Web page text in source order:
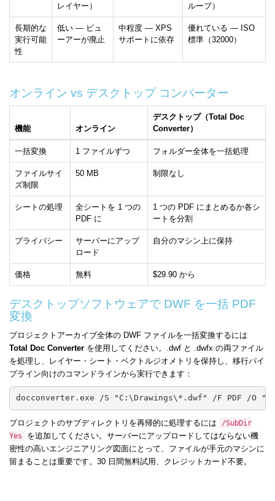
レイヤー）
ループ）
長期的な
実行可能
性
低い — ビュ
ーアーが廃止
中程度 — XPS
サポートに依存
優れている — ISO
標準（32000）
オンライン vs デスクトップ コンバーター
機能 オンライン
デスクトップ（Total Doc
Converter）
一括変換 1 ファイルずつ フォルダー全体を一括処理
ファイルサイ
ズ制限
50 MB 制限なし
シートの処理
全シートを 1 つの
PDF に
1 つの PDF にまとめるか各シ
ートを分割
プライバシー
サーバーにアップ
ロード
自分のマシン上に保持
価格 無料 $29.90 から
デスクトップソフトウェアで DWF を一括 PDF
変換
プロジェクトアーカイブ全体の DWF ファイルを一括変換するには
Total Doc Converter を使用してください。.dwf と .dwfx の両ファイル
を処理し、レイヤー・シート・ベクトルジオメトリを保持し、移行パイ
プライン向けのコマンドラインから実行できます：
docconverter.exe /S "C:\Drawings\*.dwf" /F PDF /O
プロジェクトのサブディレクトリを再帰的に処理するには
/SubDir
Yes
を追加してください。サーバーにアップロードしてはならない機
密性の高いエンジニアリング図面にとって、ファイルが手元のマシンに
留まることは重要です。30 日間無料試用、クレジットカード不要。